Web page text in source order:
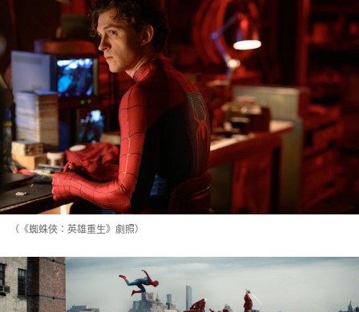
（《蜘蛛俠：英雄重生》劇照）